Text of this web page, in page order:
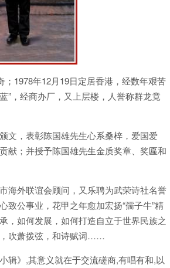
1978年12月19日定居香港，经数年艰苦
”，经商办厂，又上层楼，人誉称群龙竟
文，表彰陈国雄先生心系桑梓，爱国爱
献；并授予陈国雄先生金质奖章、奖匾和
海外联谊会顾问，又乐聘为武荣诗社名誉
公事业，花甲之年愈加宏扬“孺子牛”精
，如何发展，如何打造自立于世界民族之
，吹萧拨弦，和诗赋词……
辑》,其意义就在于交流磋商,有唱有和,以